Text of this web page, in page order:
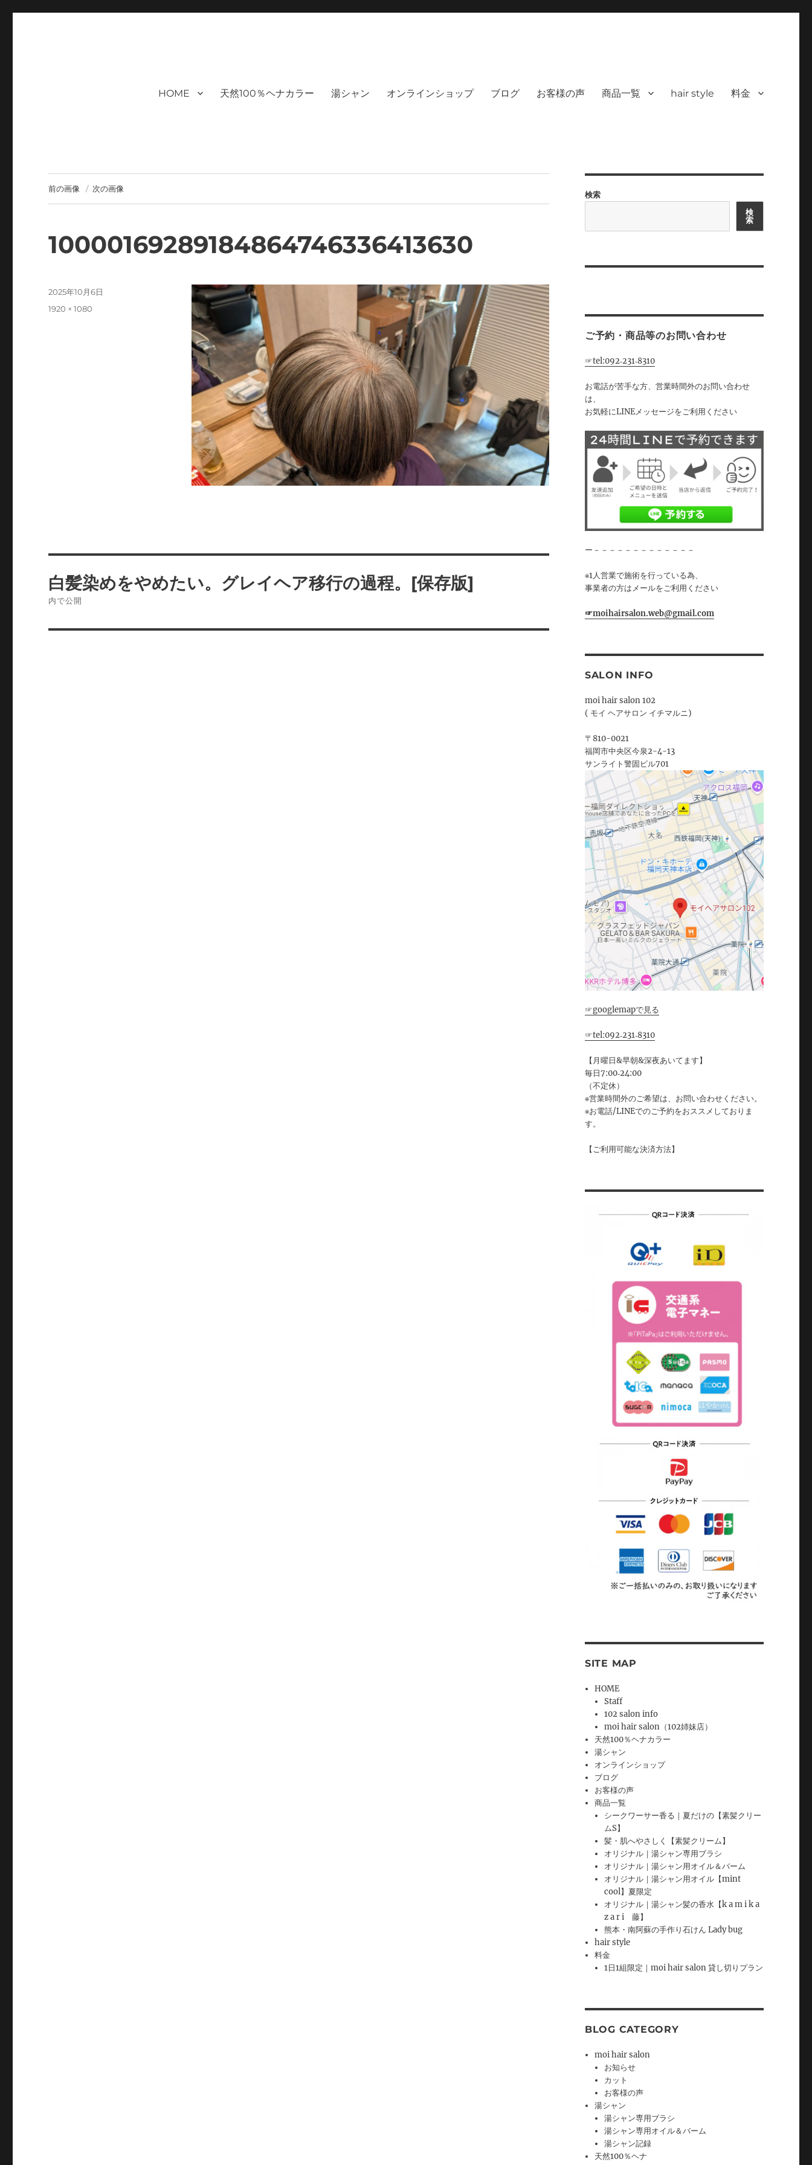
ケアサロン｜オフィシャルサイト｜福岡天神エリアで早朝7時から深夜24時まで営業｜天然100％
HOME 天然100％ヘナカラー 湯シャン オンラインショップ ブログ お客様の声 商品一覧 hair style 料金
前の画像 次の画像
10000169289184864746336413630
投
2025年10月6日
フ
1920 × 1080
稿
白髪染めをやめたい。グレイヘア移行の過程。[保存版]
内で公開
検索
検
索
ご予約・商品等のお問い合わせ
☞tel:092‐231‐8310
お電話が苦手な方、営業時間外のお問い合わせ
は、
お気軽にLINEメッセージをご利用ください
ー－－－－－－－－－－－－－
※1人営業で施術を行っている為、
事業者の方はメールをご利用ください
☞moihairsalon.web@gmail.com
SALON INFO
moi hair salon 102
( モイ ヘアサロン イチマルニ)
〒810-0021
福岡市中央区今泉2-4-13
サンライト警固ビル701
☞googlemapで見る
☞tel:092‐231‐8310
【月曜日&早朝&深夜あいてます】
毎日7:00‐24:00
（不定休）
※営業時間外のご希望は、お問い合わせください。
※お電話/LINEでのご予約をおススメしておりま
す。
【ご利用可能な決済方法】
SITE MAP
HOME
Staff
102 salon info
moi hair salon（102姉妹店）
天然100％ヘナカラー
湯シャン
オンラインショップ
ブログ
お客様の声
商品一覧
シークワーサー香る｜夏だけの【素髪クリー
ムS】
髪・肌へやさしく【素髪クリーム】
オリジナル｜湯シャン専用ブラシ
オリジナル｜湯シャン用オイル＆バーム
オリジナル｜湯シャン用オイル【mint
cool】夏限定
オリジナル｜湯シャン髪の香水【k a m i k a
z a r i 藤】
熊本・南阿蘇の手作り石けん Lady bug
hair style
料金
1日1組限定｜moi hair salon 貸し切りプラン
BLOG CATEGORY
moi hair salon
お知らせ
カット
お客様の声
湯シャン
湯シャン専用ブラシ
湯シャン専用オイル＆バーム
湯シャン記録
天然100％ヘナ